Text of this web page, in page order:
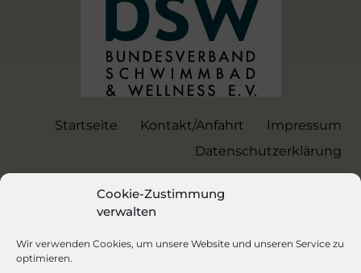
Cookie-Zustimmung
verwalten
Wir verwenden Cookies, um unsere Website und unseren Service zu
optimieren.
Startseite Kontakt/Anfahrt
Impressum
Datenschutzerklärung